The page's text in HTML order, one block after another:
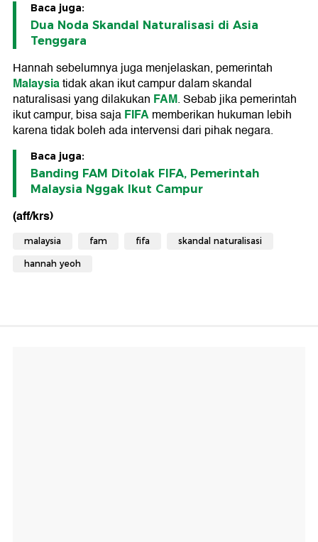
Baca juga:
Dua Noda Skandal Naturalisasi di Asia
Tenggara
Hannah sebelumnya juga menjelaskan, pemerintah
Malaysiatidak akan ikut campur dalam skandal
naturalisasi yang dilakukan FAM. Sebab jika pemerintah
ikut campur, bisa sajaFIFAmemberikan hukuman lebih
karena tidak boleh ada intervensi dari pihak negara.
Baca juga:
Banding FAM Ditolak FIFA, Pemerintah
Malaysia Nggak Ikut Campur
(aff/krs)
malaysia fam fifa skandal naturalisasi
hannah yeoh